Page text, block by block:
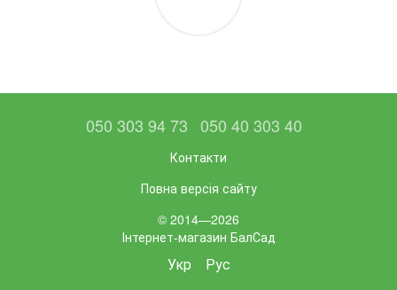
050 303 94 73 050 40 303 40
Контакти
Повна версія сайту
© 2014—2026
Інтернет-магазин БалСад
Укр Рус